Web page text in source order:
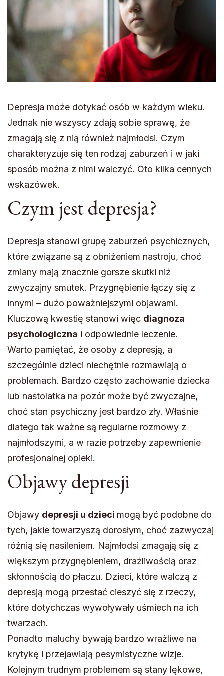
Depresja może dotykać osób w każdym wieku.
Jednak nie wszyscy zdają sobie sprawę, że
zmagają się z nią również najmłodsi. Czym
charakteryzuje się ten rodzaj zaburzeń i w jaki
sposób można z nimi walczyć. Oto kilka cennych
wskazówek.
Czym jest depresja?
Depresja stanowi grupę zaburzeń psychicznych,
które związane są z obniżeniem nastroju, choć
zmiany mają znacznie gorsze skutki niż
zwyczajny smutek. Przygnębienie łączy się z
innymi – dużo poważniejszymi objawami.
Kluczową kwestię stanowi więc diagnoza
psychologiczna i odpowiednie leczenie.
Warto pamiętać, że osoby z depresją, a
szczególnie dzieci niechętnie rozmawiają o
problemach. Bardzo często zachowanie dziecka
lub nastolatka na pozór może być zwyczajne,
choć stan psychiczny jest bardzo zły. Właśnie
dlatego tak ważne są regularne rozmowy z
najmłodszymi, a w razie potrzeby zapewnienie
profesjonalnej opieki.
Objawy depresji
Objawy depresji u dzieci mogą być podobne do
tych, jakie towarzyszą dorosłym, choć zazwyczaj
różnią się nasileniem. Najmłodsi zmagają się z
większym przygnębieniem, drażliwością oraz
skłonnością do płaczu. Dzieci, które walczą z
depresją mogą przestać cieszyć się z rzeczy,
które dotychczas wywoływały uśmiech na ich
twarzach.
Ponadto maluchy bywają bardzo wrażliwe na
krytykę i przejawiają pesymistyczne wizje.
Kolejnym trudnym problemem są stany lękowe,